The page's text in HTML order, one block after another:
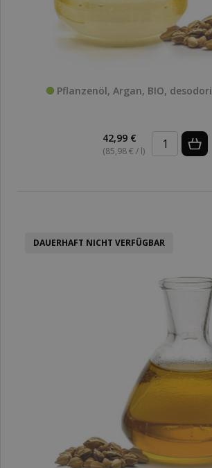
Pflanzenöl, Argan, BIO,
42,99 €
(85,98 € / l)
DAUERHAFT NICHT VERFÜGBAR